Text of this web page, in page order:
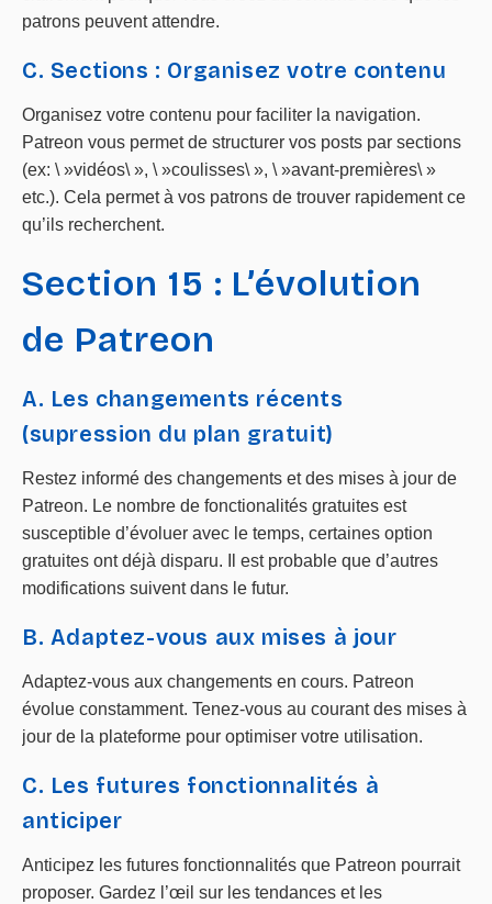
patrons peuvent attendre.
C. Sections : Organisez votre contenu
Organisez votre contenu pour faciliter la navigation.
Patreon vous permet de structurer vos posts par sections
(ex: \ »vidéos\ », \ »coulisses\ », \ »avant-premières\ »
etc.). Cela permet à vos patrons de trouver rapidement ce
qu’ils recherchent.
Section 15 : L’évolution
de Patreon
A. Les changements récents
(supression du plan gratuit)
Restez informé des changements et des mises à jour de
Patreon. Le nombre de fonctionalités gratuites est
susceptible d’évoluer avec le temps, certaines option
gratuites ont déjà disparu. Il est probable que d’autres
modifications suivent dans le futur.
B. Adaptez-vous aux mises à jour
Adaptez-vous aux changements en cours. Patreon
évolue constamment. Tenez-vous au courant des mises à
jour de la plateforme pour optimiser votre utilisation.
C. Les futures fonctionnalités à
anticiper
Anticipez les futures fonctionnalités que Patreon pourrait
proposer. Gardez l’œil sur les tendances et les